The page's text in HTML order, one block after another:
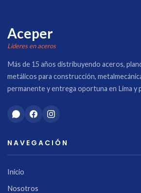
Aceper
Líderes en aceros
Más de 15 años distribuyendo aceros,
metálicos para construcción,
permanente y entrega oportuna en Lima y
NAVEGACIÓN
Inicio
Nosotros